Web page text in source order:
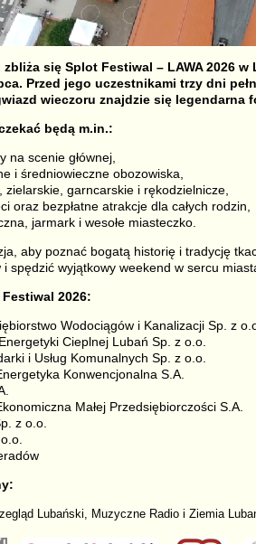
się Splot Festiwal – LAWA 2026
Przed jego uczestnikami trzy dni
wieczoru znajdzie się legendarna
będą m.in.:
na scenie głównej,
i średniowieczne obozowiska,
zielarskie, garncarskie i rękodzielnicze,
oraz bezpłatne atrakcje dla całych rodzin,
jarmark i wesołe miasteczko.
aby poznać bogatą historię i tradycję
spędzić wyjątkowy weekend w sercu
2026:
Wodociągów i Kanalizacji Sp. z
Cieplnej Lubań Sp. z o.o.
i Usług Komunalnych Sp. z o.o.
Konwencjonalna S.A.
Małej Przedsiębiorczości S.A.
z o.o.
Lubański, Muzyczne Radio i Ziemia